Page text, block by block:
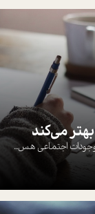
می‌کند
اجتماعی هس...